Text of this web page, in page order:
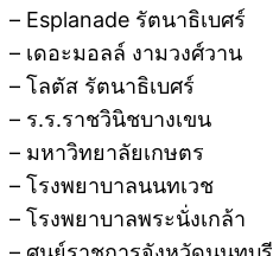
– Esplanade รัตนาธิเบศร์
– เดอะมอลล์ งามวงศ์วาน
– โลตัส รัตนาธิเบศร์
– ร.ร.ราชวินิชบางเขน
– มหาวิทยาลัยเกษตร
– โรงพยาบาลนนทเวช
– โรงพยาบาลพระนั่งเกล้า